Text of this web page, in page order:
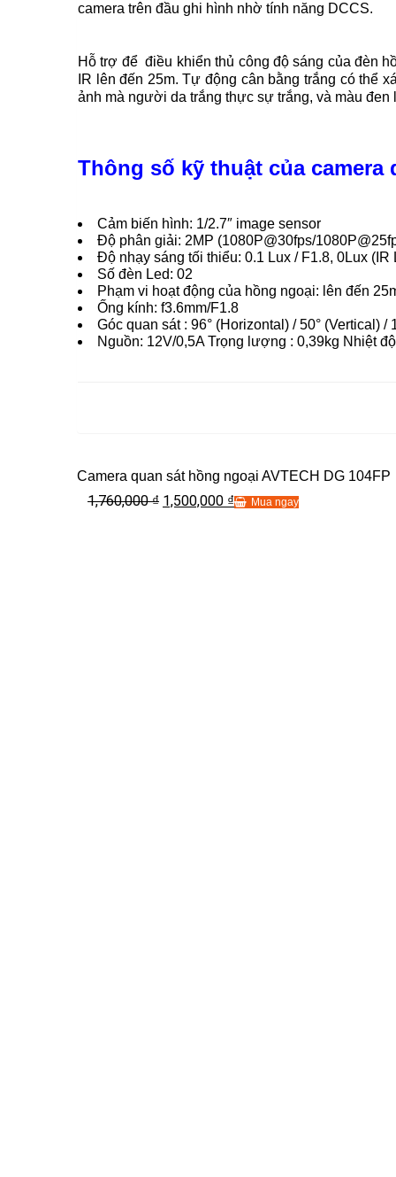
camera trên đầu ghi hình nhờ tính năng DCCS.
Hỗ trợ để điều khiển thủ công độ sáng của đèn
IR lên đến 25m. Tự động cân bằng trắng có thể
ảnh mà người da trắng thực sự trắng, và màu
Thông số kỹ thuật của camera
Cảm biến hình: 1/2.7″ image sensor
Độ phân giải: 2MP (1080P@30fps/
Độ nhạy sáng tối thiểu: 0.1 Lux / F1.8, 0Lux (IR
Số đèn Led: 02
Phạm vi hoạt động của hồng ngoại: lên đến
Ống kính: f3.6mm/F1.8
Góc quan sát : 96° (Horizontal) / 50° (Vertical) /
Nguồn: 12V/0,5A Trọng lượng : 0,39kg Nhiệt
Camera quan sát hồng ngoại AVTECH DG 104FP
1,760,000₫ 1,500,000 ₫ Mua ngay